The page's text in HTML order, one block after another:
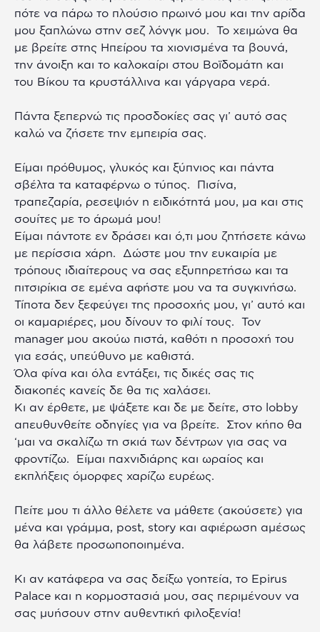
πότε να πάρω το πλούσιο πρωινό μου και την αρίδα
μου ξαπλώνω στην σεζ λόνγκ μου. To χειμώνα θα
με βρείτε στης Ηπείρου τα χιονισμένα τα βουνά,
την άνοιξη και το καλοκαίρι στου Βοϊδομάτη και
του Βίκου τα κρυστάλλινα και γάργαρα νερά.
Πάντα ξεπερνώ τις προσδοκίες σας γι’ αυτό σας
καλώ να ζήσετε την εμπειρία σας.
Είμαι πρόθυμος, γλυκός και ξύπνιος και πάντα
σβέλτα τα καταφέρνω ο τύπος. Πισίνα,
τραπεζαρία, ρεσεψιόν η ειδικότητά μου, μα και στις
σουίτες με το άρωμά μου!
Είμαι πάντοτε εν δράσει και ό,τι μου ζητήσετε κάνω
με περίσσια χάρη. Δώστε μου την ευκαιρία με
τρόπους ιδιαίτερους να σας εξυπηρετήσω και τα
πιτσιρίκια σε εμένα αφήστε μου να τα συγκινήσω.
Τίποτα δεν ξεφεύγει της προσοχής μου, γι’ αυτό και
οι καμαριέρες, μου δίνουν το φιλί τους. Τον
manager μου ακούω πιστά, καθότι η προσοχή του
για εσάς, υπεύθυνο με καθιστά.
Όλα φίνα και όλα εντάξει, τις δικές σας τις
διακοπές κανείς δε θα τις χαλάσει.
Κι αν έρθετε, με ψάξετε και δε με δείτε, στο lobby
απευθυνθείτε οδηγίες για να βρείτε. Στον κήπο θα
‘μαι να σκαλίζω τη σκιά των δέντρων για σας να
φροντίζω. Είμαι παχνιδιάρης και ωραίος και
εκπλήξεις όμορφες χαρίζω ευρέως.
Πείτε μου τι άλλο θέλετε να μάθετε (ακούσετε) για
μένα και γράμμα, post, story και αφιέρωση αμέσως
θα λάβετε προσωποποιημένα.
Κι αν κατάφερα να σας δείξω γοητεία, το Epirus
Palace και η κορμοστασιά μου, σας περιμένουν να
σας μυήσουν στην αυθεντική φιλοξενία!